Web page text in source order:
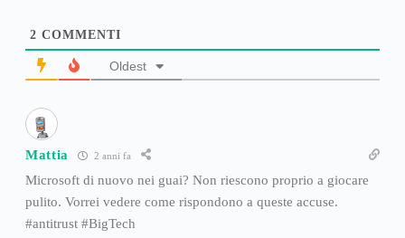
2 COMMENTI
Oldest
Mattia 2 anni fa
Microsoft di nuovo nei guai? Non riescono proprio a giocare
pulito. Vorrei vedere come rispondono a queste accuse.
#antitrust #BigTech